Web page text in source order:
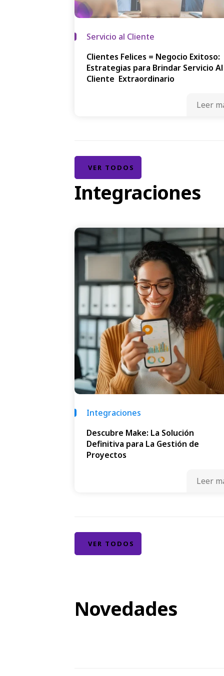
Servicio al Cliente
Clientes Felices = Negocio Exitoso:
Estrategias para Brindar Servicio Al
Cliente Extraordinario
Leer
VER TODOS
Integraciones
Integraciones
Descubre Make: La Solución
Definitiva para La Gestión de
Proyectos
Leer
VER TODOS
Novedades